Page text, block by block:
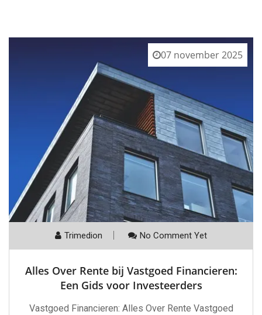
07 november 2025
Trimedion No Comment Yet
Alles Over Rente bij Vastgoed Financieren:
Een Gids voor Investeerders
Vastgoed Financieren: Alles Over Rente Vastgoed